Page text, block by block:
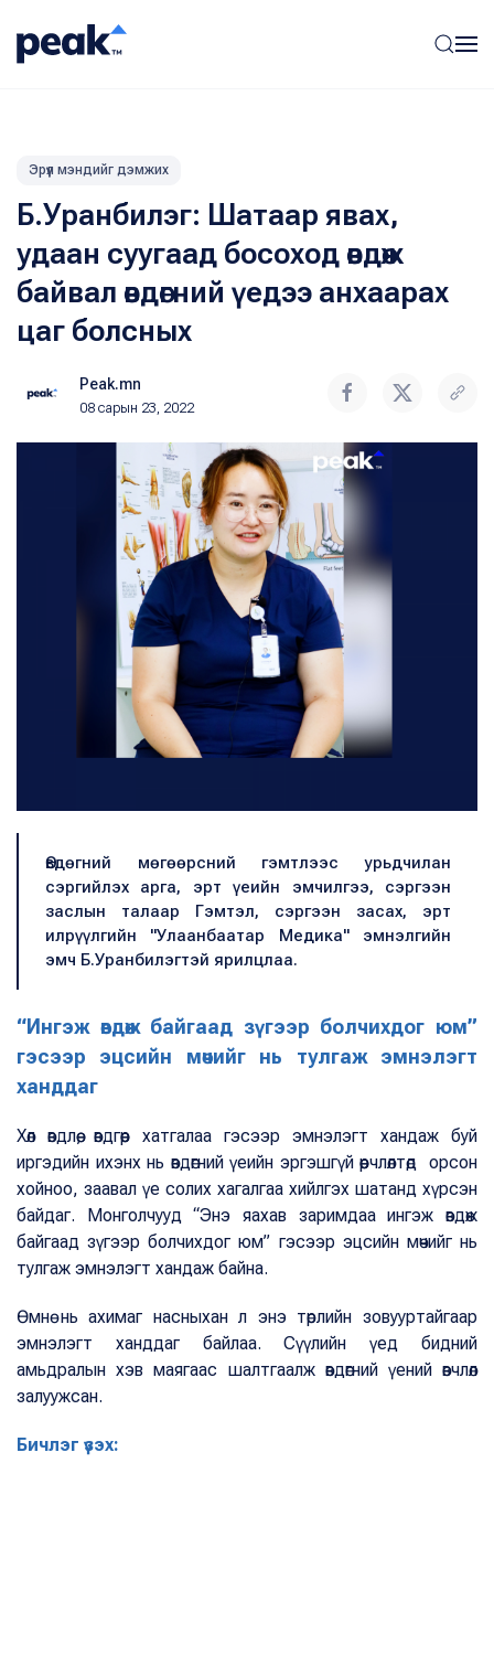
Эрүүл мэндийг дэмжих
Б.Уранбилэг: Шатаар явах,
удаан суугаад босоход өвдөж
байвал өвдөгний үедээ анхаарах
цаг болсных
Peak.mn
08 сарын 23, 2022
Өвдөгний мөгөөрсний гэмтлээс урьдчилан
сэргийлэх арга, эрт үеийн эмчилгээ, сэргээн
заслын талаар Гэмтэл, сэргээн засах, эрт
илрүүлгийн "Улаанбаатар Медика" эмнэлгийн
эмч Б.Уранбилэгтэй ярилцлаа.
“Ингэж өвдөж байгаад зүгээр болчихдог юм”
гэсээр эцсийн мөчийг нь тулгаж эмнэлэгт
ханддаг
Хөл өвдлөө, өвдгөөр хатгалаа гэсээр эмнэлэгт хандаж буй
иргэдийн ихэнх нь өвдөгний үеийн эргэшгүй өөрчлөлтөд орсон
хойноо, заавал үе солих хагалгаа хийлгэх шатанд хүрсэн
байдаг. Монголчууд “Энэ яахав заримдаа ингэж өвдөж
байгаад зүгээр болчихдог юм” гэсээр эцсийн мөчийг нь
тулгаж эмнэлэгт хандаж байна.
Өмнө нь ахимаг насныхан л энэ төрлийн зовууртайгаар
эмнэлэгт ханддаг байлаа. Сүүлийн үед бидний
амьдралын хэв маягаас шалтгаалж өвдөгний үений өвчлөл
залуужсан.
Бичлэг үзэх: